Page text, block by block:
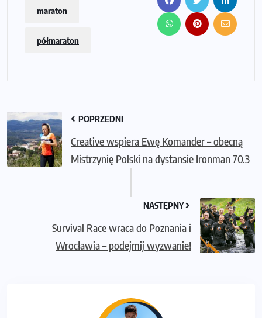
maraton
półmaraton
POPRZEDNI
Creative wspiera Ewę Komander – obecną
Mistrzynię Polski na dystansie Ironman 70.3
NASTĘPNY
Survival Race wraca do Poznania i
Wrocławia – podejmij wyzwanie!